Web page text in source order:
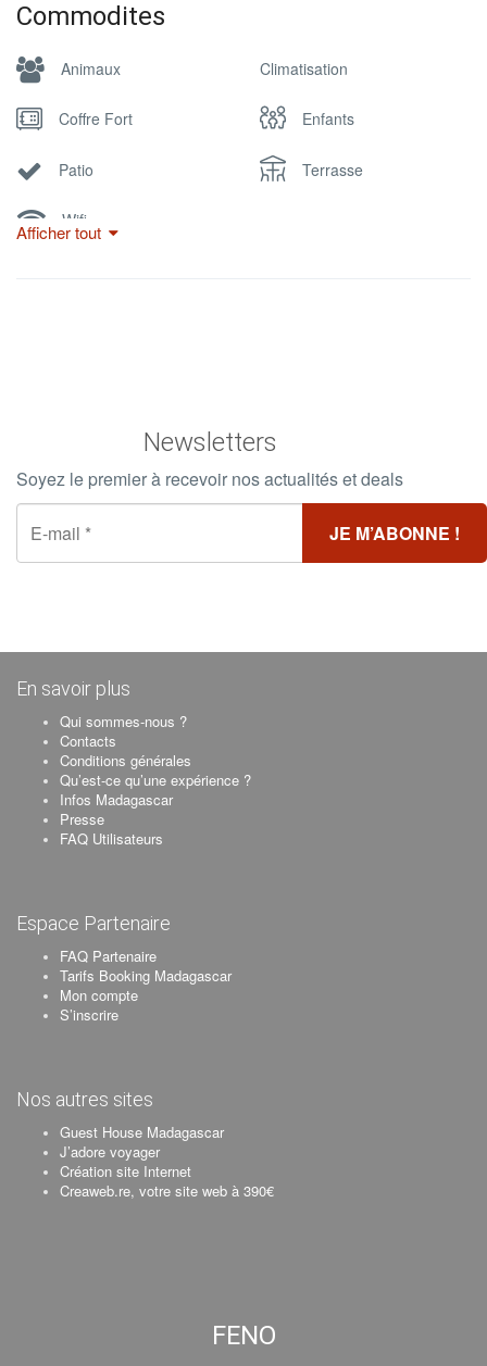
Commodites
Animaux Climatisation
Coffre Fort Enfants
Patio Terrasse
Wifi
Afficher tout
Newsletters
Soyez le premier à recevoir nos actualités et deals
En savoir plus
Qui sommes-nous ?
Contacts
Conditions générales
Qu’est-ce qu’une expérience ?
Infos Madagascar
Presse
FAQ Utilisateurs
Espace Partenaire
FAQ Partenaire
Tarifs Booking Madagascar
Mon compte
S’inscrire
Nos autres sites
Guest House Madagascar
J’adore voyager
Création site Internet
Creaweb.re, votre site web à 390€
FENO